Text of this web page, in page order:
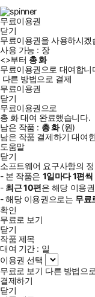
무료이용권
닫기
무료이용권을 사용하시겠
사용 가능 : 장
<>부터 총화
무료이용권으로 대여합니
다른 방법으로 결제
무료이용권
닫기
무료이용권으로
총 화대여 완료했습니다.
남은 작품 : 총화(원)
남은 작품 결제하기 대여
도움말
닫기
소프트웨어 요구사항의
- 본 작품은 1일마다1편씩
- 최근10편은 해당 이용
- 해당 이용권으로는 무료
확인
무료로 보기
닫기
작품 제목
대여 기간 : 일
이용권 선택
무료로 보기 다른 방법으
결제하기
닫기